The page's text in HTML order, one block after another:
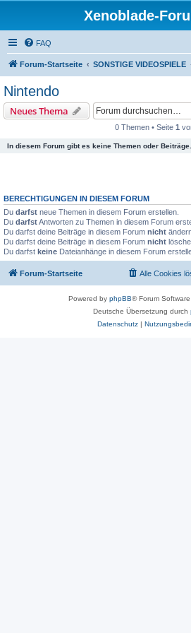
Xenoblade-
FAQ
Forum-Startseite SONSTIGE VIDEOSPIELE
Nintendo
Neues Thema
0 Themen • Seite 1
In diesem Forum gibt es keine Themen oder Beiträge.
BERECHTIGUNGEN IN DIESEM FORUM
Du darfst neue Themen in diesem Forum erstellen.
Du darfstAntworten zu Themen in diesem Forum
Du darfst deine Beiträge in diesem Forum nicht
Du darfst deine Beiträge in diesem Forum nicht
Du darfst keine Dateianhänge in diesem Forum
Forum-Startseite Alle Cookies
Powered by phpBB® Forum
Deutsche Übersetzung durch
Datenschutz|